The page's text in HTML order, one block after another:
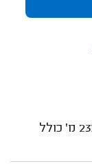
בניית גדר עץ לבריכה באורך כ23 מ' כולל